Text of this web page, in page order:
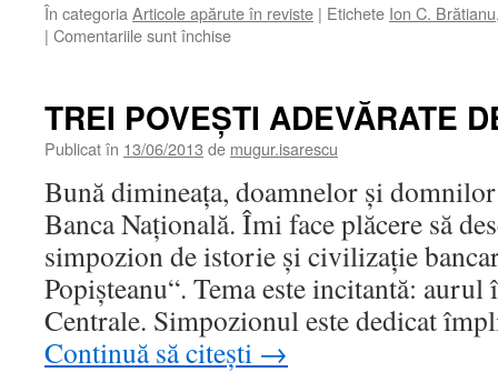
În categoria Articole apărute în reviste | Etichete Ion C. Brătianu
| Comentariile sunt închisepentru
ROMÂNIEI
MODERNE
TREI POVEŞTI ADEVĂRATE
Publicat în 13/06/2013 de mugur.isarescu
Bună dimineaţa, doamnelor şi
Banca Naţională. Îmi face plăcere să
simpozion de istorie şi civilizaţie
Popişteanu“. Tema este incitantă:
Centrale. Simpozionul este dedicat
Continuă să citești →